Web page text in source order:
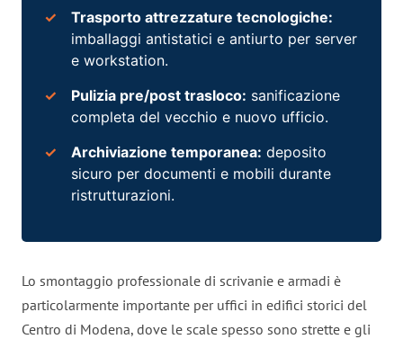
Trasporto attrezzature tecnologiche:
imballaggi antistatici e antiurto per server
e workstation.
Pulizia pre/post trasloco: sanificazione
completa del vecchio e nuovo ufficio.
Archiviazione temporanea: deposito
sicuro per documenti e mobili durante
ristrutturazioni.
Lo smontaggio professionale di scrivanie e armadi è
particolarmente importante per uffici in edifici storici del
Centro di Modena, dove le scale spesso sono strette e gli